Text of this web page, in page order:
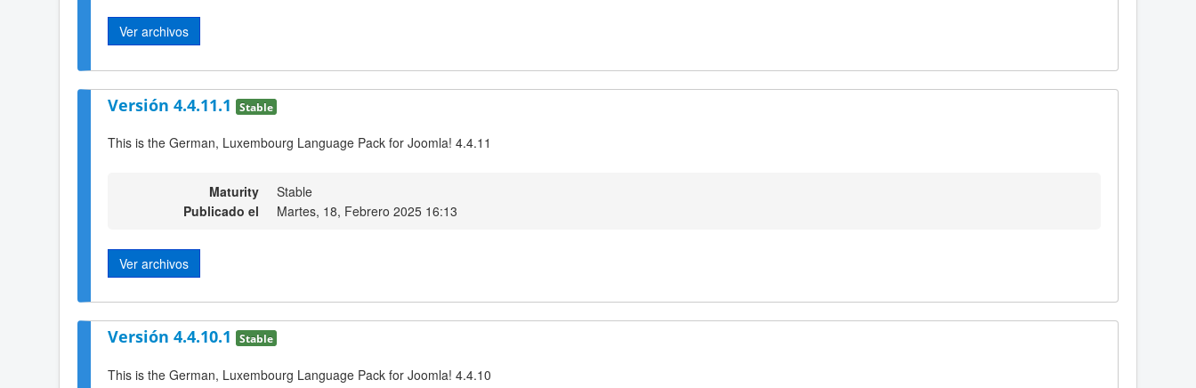
Ver archivos
Versión 4.4.11.1 Stable
This is the German, Luxembourg Language Pack for Joomla! 4.4.11
Maturity
Stable
Publicado el
Martes, 18, Febrero 2025 16:13
Ver archivos
Versión 4.4.10.1 Stable
This is the German, Luxembourg Language Pack for Joomla! 4.4.10